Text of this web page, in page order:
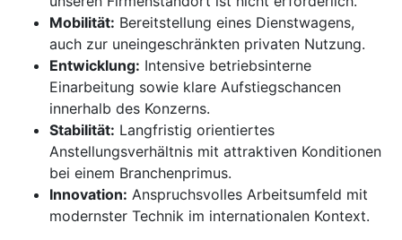
Mobilität: Bereitstellung eines Dienstwagens,
auch zur uneingeschränkten privaten Nutzung.
Entwicklung: Intensive betriebsinterne
Einarbeitung sowie klare Aufstiegschancen
innerhalb des Konzerns.
Stabilität: Langfristig orientiertes
Anstellungsverhältnis mit attraktiven Konditionen
bei einem Branchenprimus.
Innovation: Anspruchsvolles Arbeitsumfeld mit
modernster Technik im internationalen Kontext.